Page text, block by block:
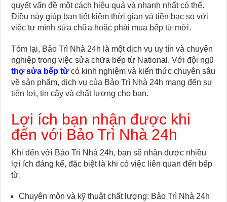
quyết vấn đề một cách hiệu quả và nhanh nhất có thể.
Điều này giúp bạn tiết kiệm thời gian và tiền bạc so với
việc tự mình sửa chữa hoặc phải mua bếp từ mới.
Tóm lại, Bảo Trì Nhà 24h là một dịch vụ uy tín và chuyên
nghiệp trong việc sửa chữa bếp từ National. Với đội ngũ
thợ sửa bếp từ có kinh nghiệm và kiến thức chuyên sâu
về sản phẩm, dịch vụ của Bảo Trì Nhà 24h mang đến sự
tiện lợi, tin cậy và chất lượng cho bạn.
Lợi ích bạn nhận được khi
đến với Bảo Trì Nhà 24h
Khi đến với Bảo Trì Nhà 24h, bạn sẽ nhận được nhiều
lợi ích đáng kể, đặc biệt là khi có việc liên quan đến bếp
từ.
Chuyên môn và kỹ thuật chất lượng: Bảo Trì Nhà 24h